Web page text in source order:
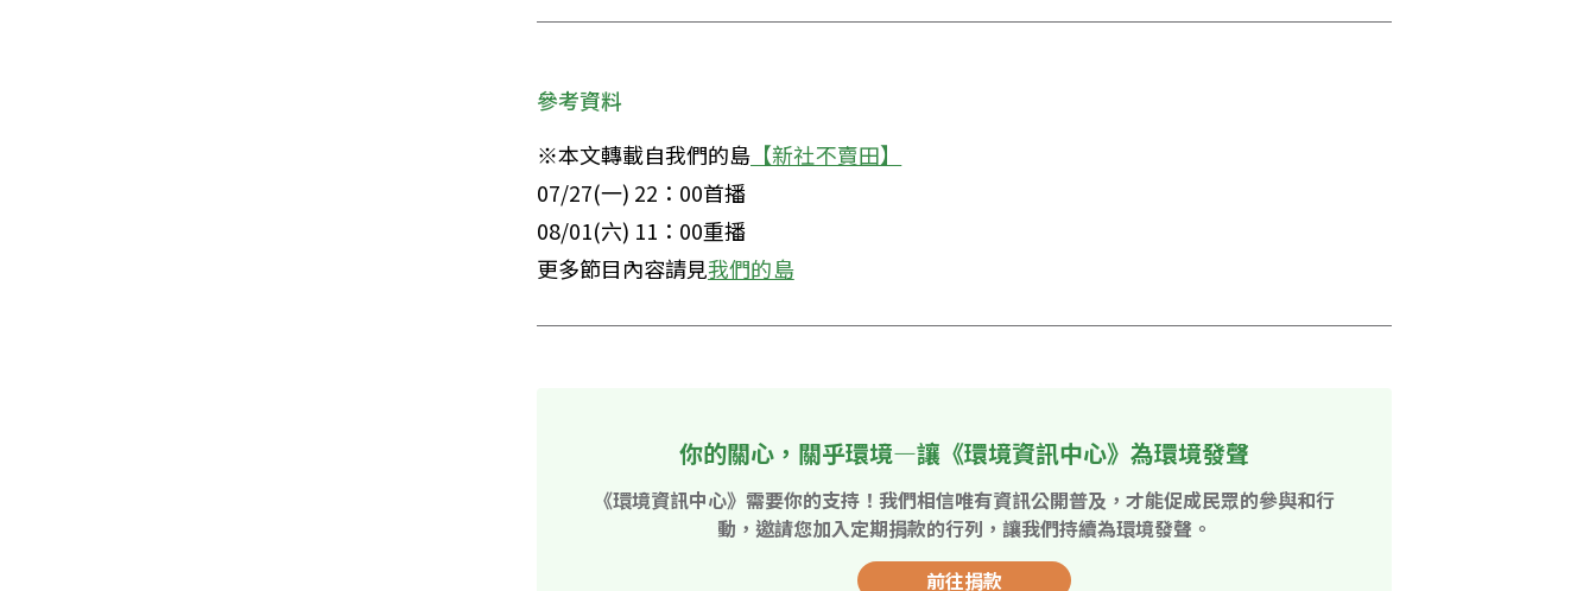
參考資料
※本文轉載自我們的島 【新社不賣田】
07/27(一) 22：00首播
08/01(六) 11：00重播
更多節目內容請見我們的島
你的關心，關乎環境—讓《環境資訊中心》為環境發聲
《環境資訊中心》需要你的支持！我們相信唯有資訊公開普及，才能促成民眾的參與和行
動，邀請您加入定期捐款的行列，讓我們持續為環境發聲。
前往捐款